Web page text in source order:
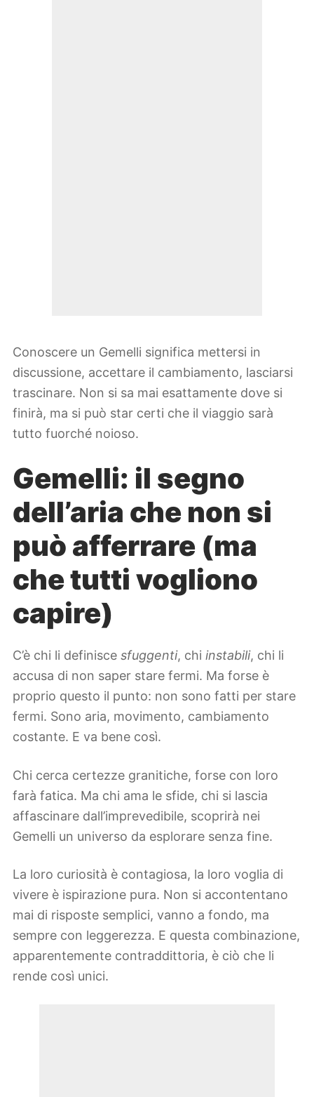
Conoscere un Gemelli significa mettersi in
discussione, accettare il cambiamento, lasciarsi
trascinare. Non si sa mai esattamente dove si
finirà, ma si può star certi che il viaggio sarà
tutto fuorché noioso.
Gemelli: il segno
dell’aria che non si
può afferrare (ma
che tutti vogliono
capire)
C’è chi li definisce sfuggenti, chi instabili, chi li
accusa di non saper stare fermi. Ma forse è
proprio questo il punto: non sono fatti per stare
fermi. Sono aria, movimento, cambiamento
costante. E va bene così.
Chi cerca certezze granitiche, forse con loro
farà fatica. Ma chi ama le sfide, chi si lascia
affascinare dall’imprevedibile, scoprirà nei
Gemelli un universo da esplorare senza fine.
La loro curiosità è contagiosa, la loro voglia di
vivere è ispirazione pura. Non si accontentano
mai di risposte semplici, vanno a fondo, ma
sempre con leggerezza. E questa combinazione,
apparentemente contraddittoria, è ciò che li
rende così unici.